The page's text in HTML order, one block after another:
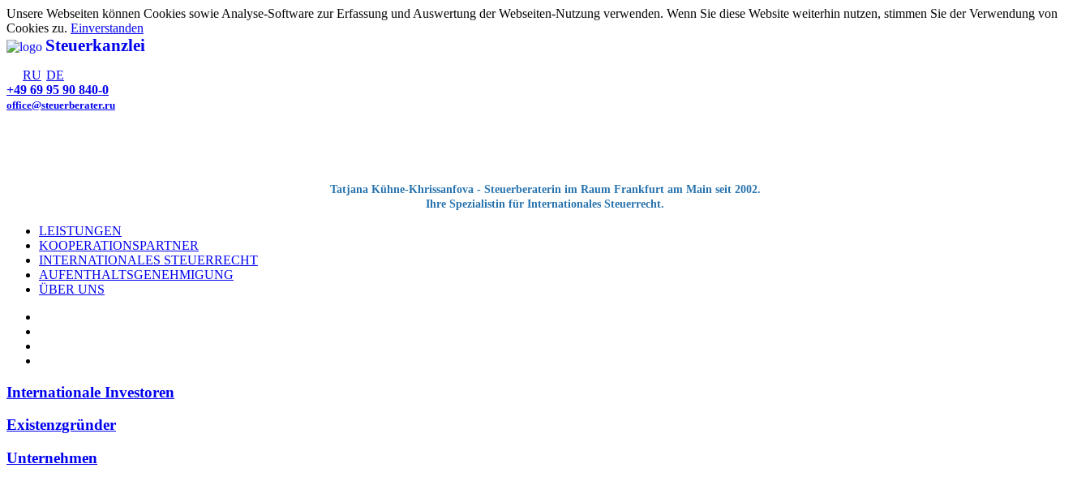
Unsere Webseiten können Cookies sowie Analyse-Software zur Erfassung und Auswertung der Webseiten-Nutzung verwenden. Wenn Sie diese Website weiterhin nutzen, stimmen Sie der Verwendung von
Cookies zu. Einverstanden
Steuerkanzlei
RU DE
+49 69 95 90 840-0
office@steuerberater.ru
Tatjana Kühne-Khrissanfova - Steuerberaterin im Raum Frankfurt am Main seit 2002.
Ihre Spezialistin für Internationales Steuerrecht.
LEISTUNGEN
KOOPERATIONSPARTNER
INTERNATIONALES STEUERRECHT
AUFENTHALTSGENEHMIGUNG
ÜBER UNS
Internationale Investoren
Existenzgründer
Unternehmen